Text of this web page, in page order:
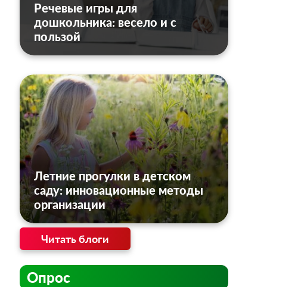
Речевые игры для
дошкольника: весело и с
пользой
Летние прогулки в детском
саду: инновационные методы
организации
Читать блоги
Опрос